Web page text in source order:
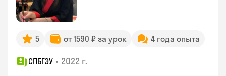
5 от 1590 ₽ за урок 4 года опыта
СПБГЭУ • 2022 г.